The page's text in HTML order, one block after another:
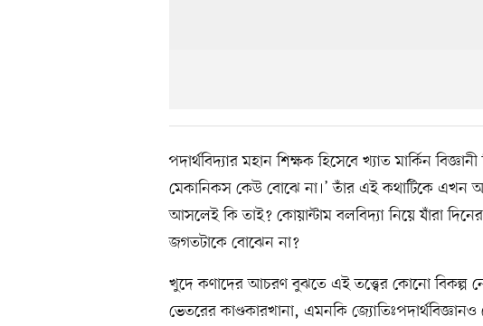
পদার্থবিদ্যার মহান শিক্ষক হিসেবে খ্যাত মার্কিন
মেকানিকস কেউ বোঝে না।’ তাঁর এই কথাটিকে এখন
আসলেই কি তাই? কোয়ান্টাম বলবিদ্যা নিয়ে যাঁরা
জগতটাকে বোঝেন না?
খুদে কণাদের আচরণ বুঝতে এই তত্ত্বের কোনো বিকল্প
ভেতরের কাণ্ডকারখানা, এমনকি জ্যোতিঃপদার্থবিজ্ঞানও